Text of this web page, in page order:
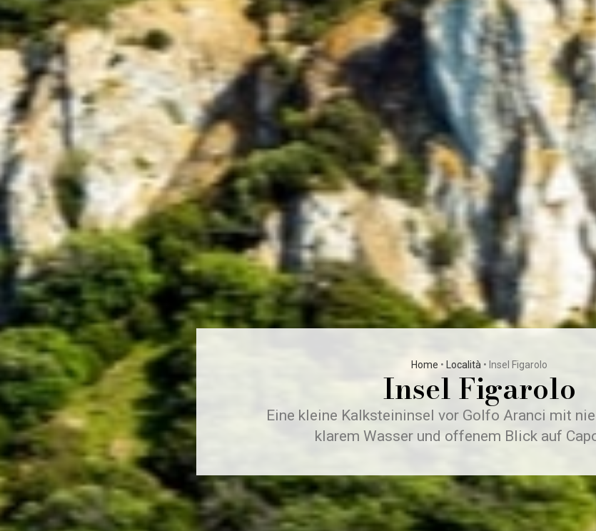
Home • Località • Insel Figarolo
Insel Figarolo
Eine kleine Kalksteininsel vor Golfo Aranci mit
klarem Wasser und offenem Blick auf